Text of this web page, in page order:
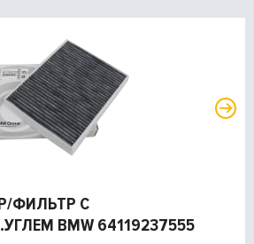
ФИЛЬТР С
BMW 64119237555